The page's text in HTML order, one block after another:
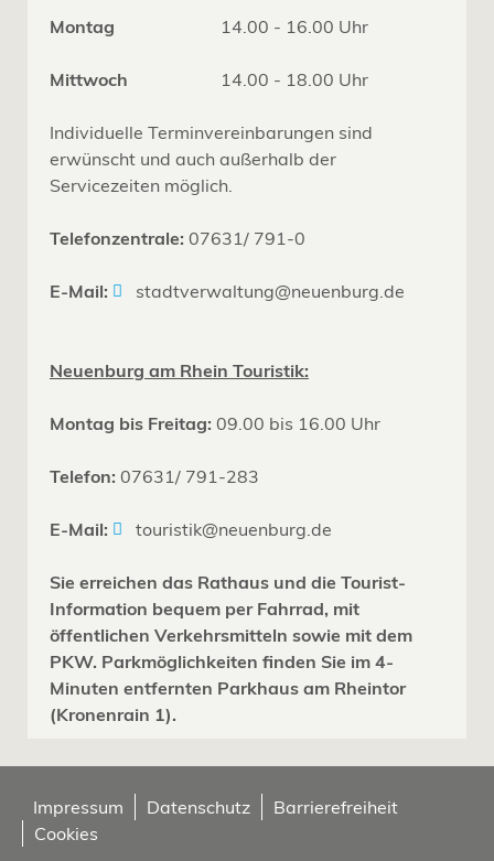
Montag 14.00 - 16.00 Uhr
Mittwoch 14.00 - 18.00 Uhr
Individuelle Terminvereinbarungen sind
erwünscht und auch außerhalb der
Servicezeiten möglich.
Telefonzentrale: 07631/ 791-0
E-Mail: stadtverwaltung@neuenburg.de
Neuenburg am Rhein Touristik:
Montag bis Freitag: 09.00 bis 16.00 Uhr
Telefon: 07631/ 791-283
E-Mail: touristik@neuenburg.de
Sie erreichen das Rathaus und die Tourist-
Information bequem per Fahrrad, mit
öffentlichen Verkehrsmitteln sowie mit dem
PKW. Parkmöglichkeiten finden Sie im 4-
Minuten entfernten Parkhaus am Rheintor
(Kronenrain 1).
Impressum Datenschutz
Barrierefreiheit
Cookies